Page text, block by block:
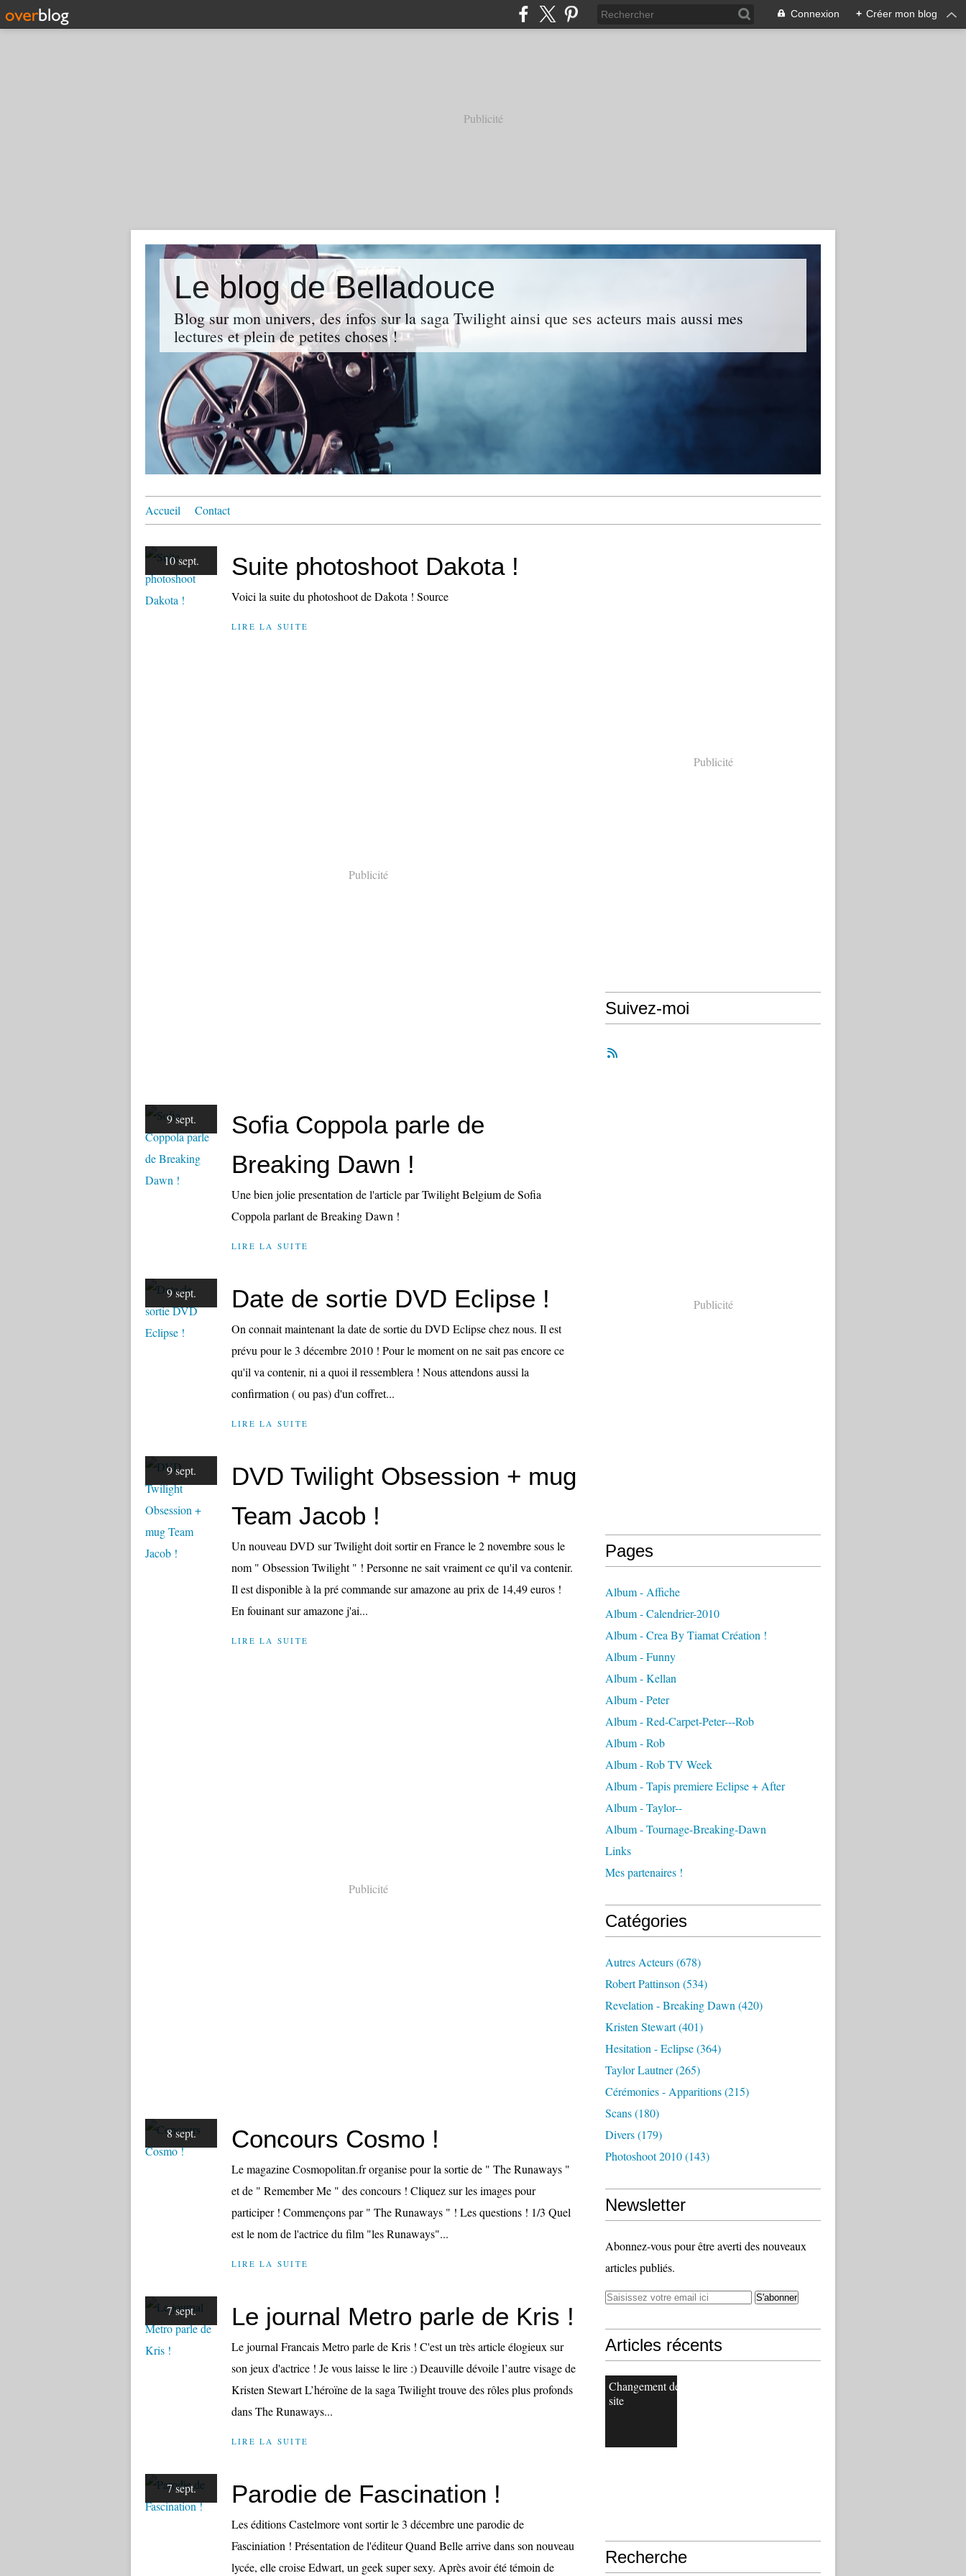
Connexion + Créer mon blog
Publicité
Le blog de Belladouce
Blog sur mon univers, des infos sur la saga Twilight ainsi que ses acteurs mais aussi mes
lectures et plein de petites choses !
Accueil Contact
10 sept. Suite photoshoot Dakota !
Voici la suite du photoshoot de Dakota ! Source
LIRE LA SUITE
Publicité
9 sept.
Sofia Coppola parle de
Breaking Dawn !
Une bien jolie presentation de l'article par Twilight Belgium de Sofia
Coppola parlant de Breaking Dawn !
LIRE LA SUITE
9 sept. Date de sortie DVD Eclipse !
On connait maintenant la date de sortie du DVD Eclipse chez nous. Il est
prévu pour le 3 décembre 2010 ! Pour le moment on ne sait pas encore ce
qu'il va contenir, ni a quoi il ressemblera ! Nous attendons aussi la
confirmation ( ou pas) d'un coffret...
LIRE LA SUITE
9 sept.
DVD Twilight Obsession + mug
Team Jacob !
Un nouveau DVD sur Twilight doit sortir en France le 2 novembre sous le
nom " Obsession Twilight " ! Personne ne sait vraiment ce qu'il va contenir.
Il est disponible à la pré commande sur amazone au prix de 14,49 euros !
En fouinant sur amazone j'ai...
LIRE LA SUITE
Publicité
8 sept. Concours Cosmo !
Le magazine Cosmopolitan.fr organise pour la sortie de " The Runaways "
et de " Remember Me " des concours ! Cliquez sur les images pour
participer ! Commençons par " The Runaways " ! Les questions ! 1/3 Quel
est le nom de l'actrice du film "les Runaways"...
LIRE LA SUITE
7 sept. Le journal Metro parle de Kris !
Le journal Francais Metro parle de Kris ! C'est un très article élogieux sur
son jeux d'actrice ! Je vous laisse le lire :) Deauville dévoile l’autre visage de
Kristen Stewart L’héroïne de la saga Twilight trouve des rôles plus profonds
dans The Runaways...
LIRE LA SUITE
7 sept. Parodie de Fascination !
Les éditions Castelmore vont sortir le 3 décembre une parodie de
Fasciniation ! Présentation de l'éditeur Quand Belle arrive dans son nouveau
lycée, elle croise Edwart, un geek super sexy. Après avoir été témoin de
Publicité
Suivez-moi
Publicité
Pages
Album - Affiche
Album - Calendrier-2010
Album - Crea By Tiamat Création !
Album - Funny
Album - Kellan
Album - Peter
Album - Red-Carpet-Peter---Rob
Album - Rob
Album - Rob TV Week
Album - Tapis premiere Eclipse + After
Album - Taylor--
Album - Tournage-Breaking-Dawn
Links
Mes partenaires !
Catégories
Autres Acteurs(678)
Robert Pattinson (534)
Revelation - Breaking Dawn (420)
Kristen Stewart(401)
Hesitation - Eclipse(364)
Taylor Lautner(265)
Cérémonies - Apparitions(215)
Scans(180)
Divers(179)
Photoshoot 2010(143)
Newsletter
Abonnez-vous pour être averti des nouveaux
articles publiés.
Articles récents
Changement de
site
Recherche